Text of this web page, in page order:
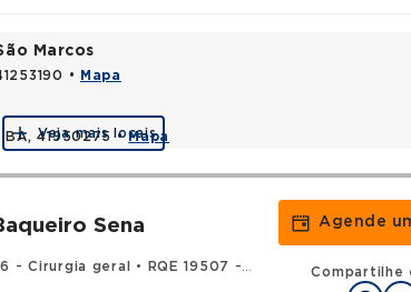
Marcos
• Mapa
BA, 41950275 •Mapa
Veja mais locais
Sena
- Cirurgia geral •
RQE 19507 - Coloproctologia
Agende
Compartilhe